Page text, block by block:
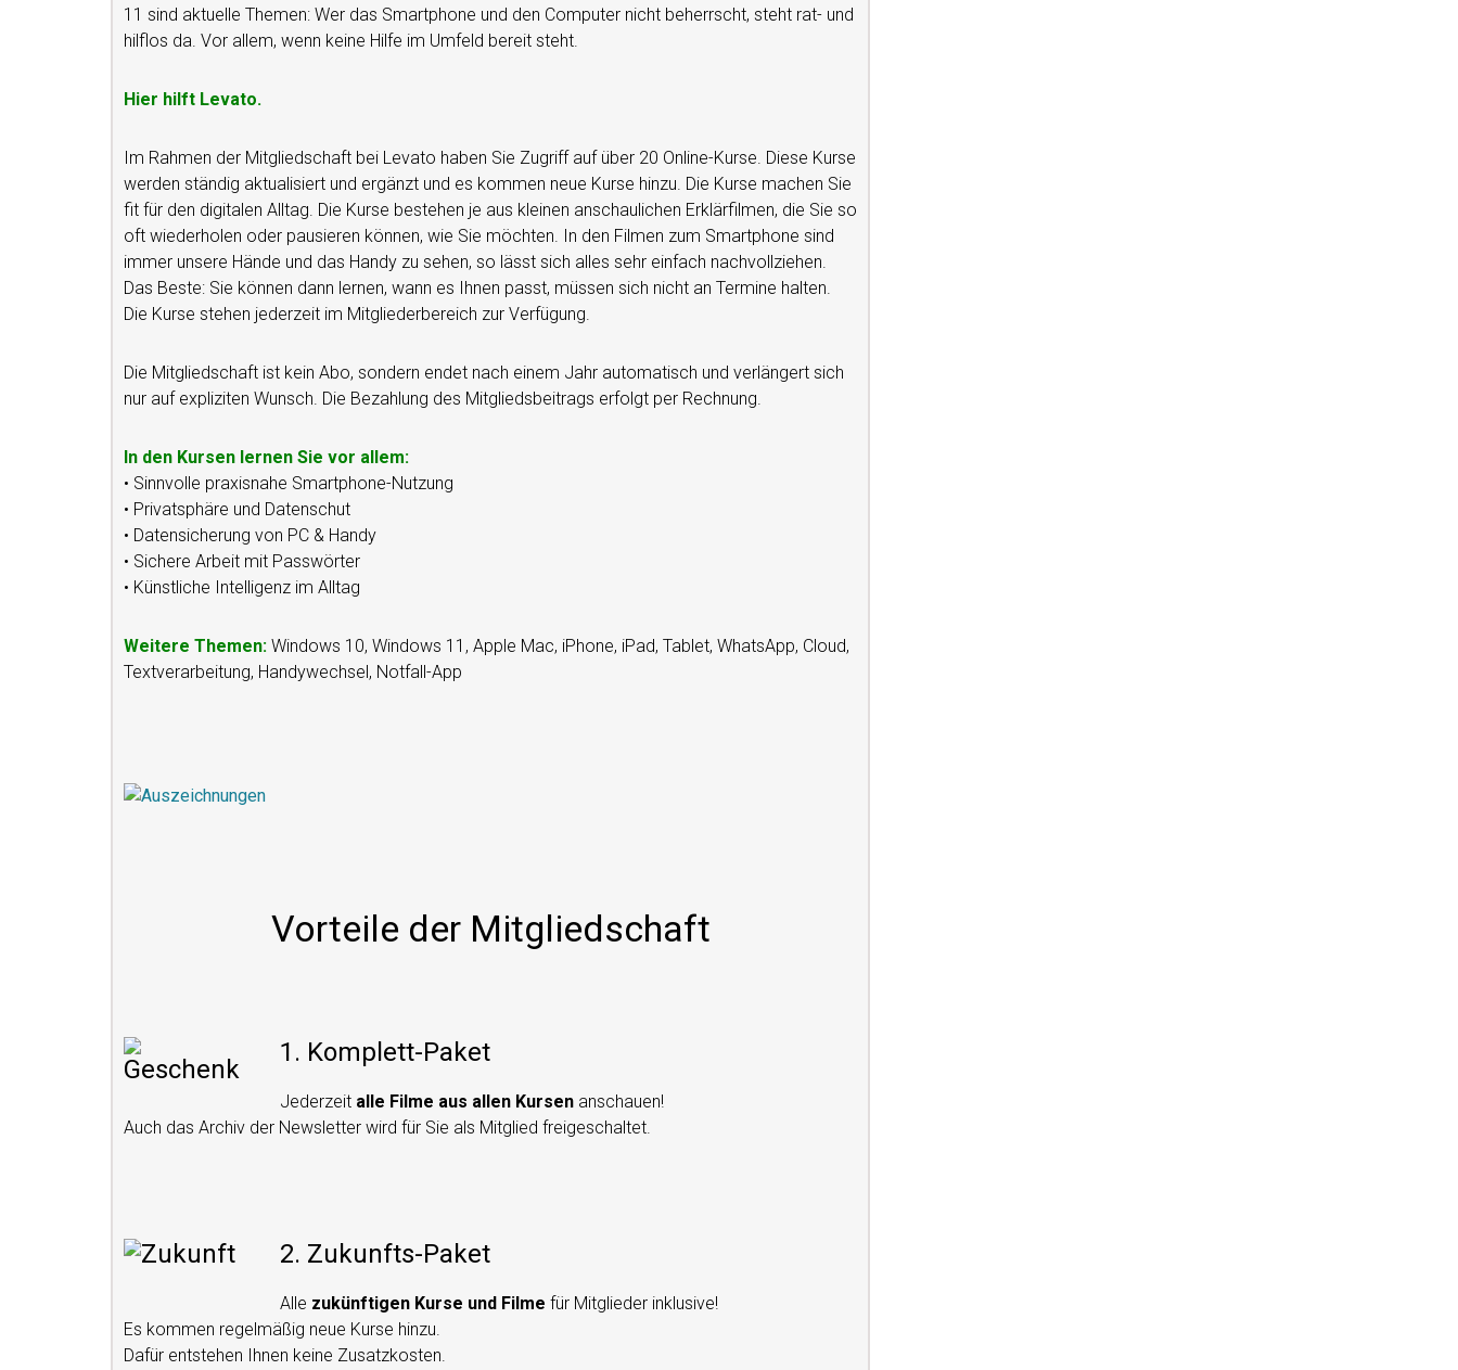
11 sind aktuelle Themen: Wer das Smartphone und den Computer nicht beherrscht, steht rat- und
hilflos da. Vor allem, wenn keine Hilfe im Umfeld bereit steht.
Hier hilft Levato.
Im Rahmen der Mitgliedschaft bei Levato haben Sie Zugriff auf über 20 Online-Kurse. Diese Kurse
werden ständig aktualisiert und ergänzt und es kommen neue Kurse hinzu. Die Kurse machen Sie
fit für den digitalen Alltag. Die Kurse bestehen je aus kleinen anschaulichen Erklärfilmen, die Sie so
oft wiederholen oder pausieren können, wie Sie möchten. In den Filmen zum Smartphone sind
immer unsere Hände und das Handy zu sehen, so lässt sich alles sehr einfach nachvollziehen.
Das Beste: Sie können dann lernen, wann es Ihnen passt, müssen sich nicht an Termine halten.
Die Kurse stehen jederzeit im Mitgliederbereich zur Verfügung.
Die Mitgliedschaft ist kein Abo, sondern endet nach einem Jahr automatisch und verlängert sich
nur auf expliziten Wunsch. Die Bezahlung des Mitgliedsbeitrags erfolgt per Rechnung.
In den Kursen lernen Sie vor allem:
• Sinnvolle praxisnahe Smartphone-Nutzung
• Privatsphäre und Datenschut
• Datensicherung von PC & Handy
• Sichere Arbeit mit Passwörter
• Künstliche Intelligenz im Alltag
Weitere Themen: Windows 10, Windows 11, Apple Mac, iPhone, iPad, Tablet, WhatsApp, Cloud,
Textverarbeitung, Handywechsel, Notfall-App
Vorteile der Mitgliedschaft
1. Komplett-Paket
Jederzeit alle Filme aus allen Kursen anschauen!
Auch das Archiv der Newsletter wird für Sie als Mitglied freigeschaltet.
2. Zukunfts-Paket
Alle zukünftigen Kurse und Filme für Mitglieder inklusive!
Es kommen regelmäßig neue Kurse hinzu.
Dafür entstehen Ihnen keine Zusatzkosten.